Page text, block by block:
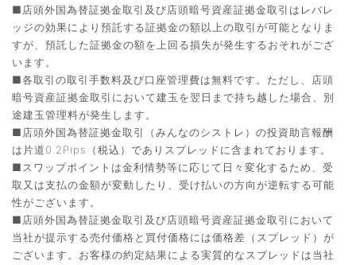
■店頭外国為替証拠金取引及び店頭暗号資産証拠金取引はレバレ
ッジの効果により預託する証拠金の額以上の取引が可能となりま
すが、預託した証拠金の額を上回る損失が発生するおそれがござ
います。
■各取引の取引手数料及び口座管理費は無料です。ただし、店頭
暗号資産証拠金取引において建玉を翌日まで持ち越した場合、別
途建玉管理料が発生します。
■店頭外国為替証拠金取引（みんなのシストレ）の投資助言報酬
は片道0.2Pips（税込）でありスプレッドに含まれております。
■スワップポイントは金利情勢等に応じて日々変化するため、受
取又は支払の金額が変動したり、受け払いの方向が逆転する可能
性がございます。
■店頭外国為替証拠金取引及び店頭暗号資産証拠金取引において
当社が提示する売付価格と買付価格には価格差（スプレッド）が
ございます。お客様の約定結果による実質的なスプレッドは当社